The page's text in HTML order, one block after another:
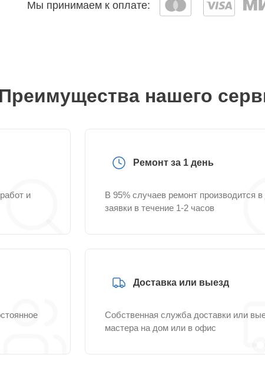
Мы принимаем к оплате:
Преимущества нашего
и
Ремонт за 1 день
В 95% случаев ремонт производится в
заявки в течение 1-2 часов
Доставка или выезд
Собственная служба доставки или
мастера на дом или в офис